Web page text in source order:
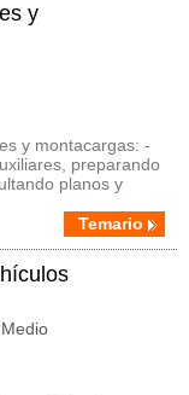
y
y montacargas: -
preparando
planos y
Temario